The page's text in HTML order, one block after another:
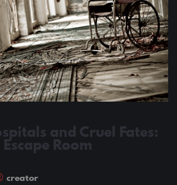
and Cruel Fates:
Room
creator